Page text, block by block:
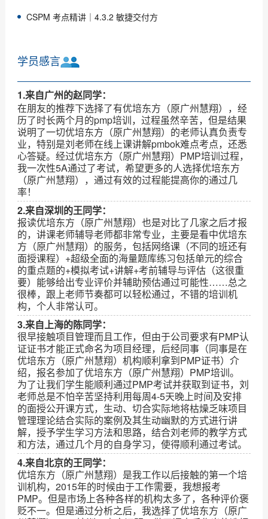
CSPM 考点精讲｜4.3.2 敏捷交付方
学员感言
1.来自广州的赵同学：
在朋友的推荐下选择了有优培东方（原广州慧翔），经
历了时长两个月的pmp培训，过程虽然辛苦，但是结果
说明了一切优培东方（原广州慧翔）的老师认真负责专
业，特别是刘老师在线上课讲解pmbok难点考点，还悉
心答疑。经过优培东方（原广州慧翔）PMP培训过程，
我一次性5A通过了考试，希望更多的人选择优培东方
（原广州慧翔），通过有效的过程能提高你的通过几
率！
2.来自深圳的王同学：
报读优培东方（原广州慧翔）也是对比了几家之后才报
的，讲课老师辅导老师都非常专业，主要是看中优培东
方（原广州慧翔）的服务，包括网络课（不同的班还有
面授课程）+超级全面的海量题库练习包括单元的综合
的重点题的+模拟考试+讲解+考前辅导与评估（这很重
要）能够给出专业评价并辅助预估通过可能性……总之
很棒，跟上老师节奏都可以轻松通过，不错的培训机
构，个人非常认可。
3.来自上海的陈同学：
很早接触项目管理而且工作，但由于公司要求有PMP认
证证书才能正式命名为项目经理，后经同事（同事是在
优培东方（原广州慧翔）机构顺利拿到PMP证书）介
绍，报名参加了优培东方（原广州慧翔）PMP培训。
为了让我们学生能顺利通过PMP考试并获取到证书，刘
老师总是不怕辛苦坚持利用每周4-5天晚上时间及安排
的面授公开课方式，生动、切合实际地将枯燥乏味项目
管理理论结合实际的案例及其生动幽默的方式进行讲
解，授予学生学习方法和思路，结合刘老师的教学方式
和方法，通过几个月的自身学习，使得顺利通过考试。
4.来自北京的王同学：
优培东方（原广州慧翔）是我工作以后接触的第一个培
训机构，2015年的时候由于工作需要，我想报考
PMP。但是市场上各种各样的机构太多了，各种评价褒
贬不一。但是通过分析之后，我选择了优培东方（原广